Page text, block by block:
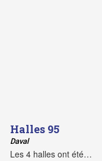
Halles 95
Daval
Les 4 halles ont été…